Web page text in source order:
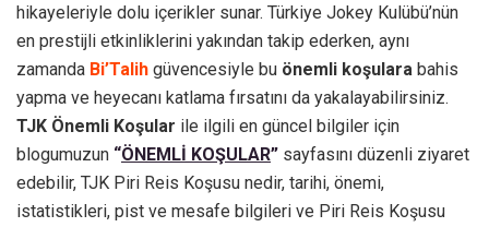
hikayeleriyle dolu içerikler sunar. Türkiye Jokey Kulübü’nün
en prestijli etkinliklerini yakından takip ederken, aynı
zamanda Bi’Talih güvencesiyle bu önemli koşulara bahis
yapma ve heyecanı katlama fırsatını da yakalayabilirsiniz.
TJK Önemli Koşular ile ilgili en güncel bilgiler için
blogumuzun “ÖNEMLİ KOŞULAR” sayfasını düzenli ziyaret
edebilir, TJK Piri Reis Koşusu nedir, tarihi, önemi,
istatistikleri, pist ve mesafe bilgileri ve Piri Reis Koşusu